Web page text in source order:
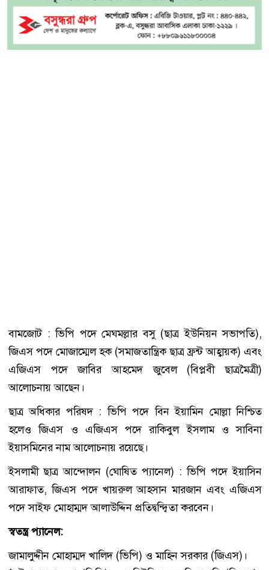
বামজোট : ভিপি পদে মেঘমল্লার বসু (ছাত্র ইউনিয়ন সভাপতি),
জিএস পদে মোজাম্মেল হক (সমাজতান্ত্রিক ছাত্র ফ্রন্ট আহ্বায়ক) এবং
এজিএস পদে জাবির আহমেদ জুবেল (বিপ্লবী ছাত্রমৈত্রী)
আলোচনায় আছেন।
ছাত্র অধিকার পরিষদ : ভিপি পদে বিন ইয়ামিন মোল্লা নিশ্চিত
হলেও জিএস ও এজিএস পদে রাকিবুল ইসলাম ও সাবিনা
ইয়াসমিনের নাম আলোচনায় রয়েছে।
ইসলামী ছাত্র আন্দোলন (ঘোষিত প্যানেল) : ভিপি পদে ইয়াসিন
আরাফাত, জিএস পদে খায়রুল আহসান মারজান এবং এজিএস
পদে সাইফ মোহাম্মদ আলাউদ্দিন প্রতিদ্বন্দ্বিতা করবেন।
স্বতন্ত্র প্যানেল:
জামালুদ্দীন মোহাম্মদ খালিদ (ভিপি) ও মাহিন সরকার (জিএস)।